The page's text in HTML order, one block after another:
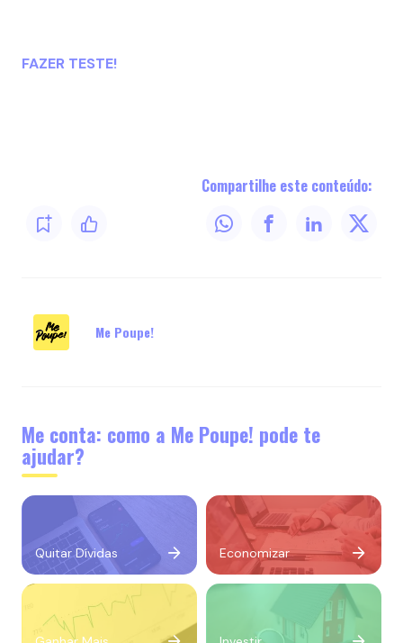
FAZER TESTE!
Compartilhe este conteúdo:
Me Poupe!
Me conta: como a Me Poupe! pode te
ajudar?
Quitar Dívidas Economizar